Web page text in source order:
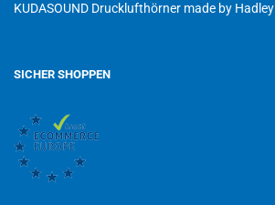
KUDASOUND Drucklufthörner made by Hadley
SICHER SHOPPEN